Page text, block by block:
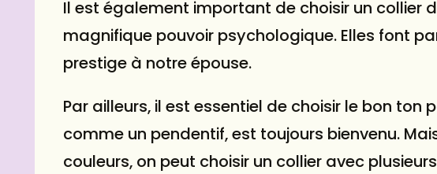
Ergofluo assortie pour chiens. La
laisse est dotée d´une poignée
rembourrée douce conçue pour
assurer une prise ferme et un
Les laisses Ergofluo sont
différentes qui s´adapteront
parfaitement aux chiens de toutes
Il est également important de choisir un collier
magnifique pouvoir psychologique. Elles font
prestige à notre épouse.
Par ailleurs, il est essentiel de choisir le bon ton
comme un pendentif, est toujours bienvenu.
couleurs, on peut choisir un collier avec